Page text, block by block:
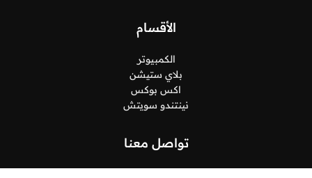
الأقسام
الكمبيوتر
بلاي ستيشن
اكس بوكس
نينتندو سويتش
تواصل معنا